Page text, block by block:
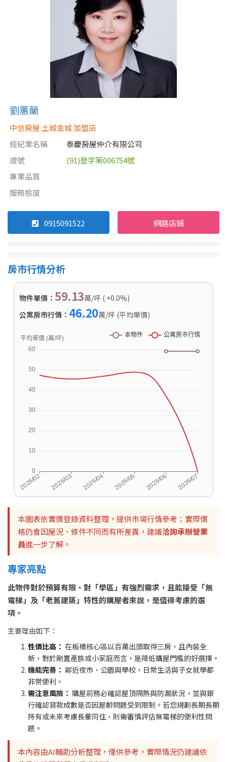
劉蕙蘭
中信房屋 土城金城 加盟店
經紀業名稱
泰慶房屋仲介有限公司
證號
(91)登字第006754號
專業品質
服務態度
0915091522 網路店鋪
房市行情分析
物件單價： 59.13萬/坪 ( +0.0%)
公寓房市行情： 46.20萬/坪 (平均單價)
本圖表依實價登錄資料整理，提供市場行情參考；實際價
格仍會因屋況、條件不同而有所差異，建議洽詢承辦營業
員進一步了解。
專家亮點
此物件對於預算有限、對「學區」有強烈需求，且能接受「無
電梯」及「老舊建築」特性的購屋者來說，是值得考慮的選
項。
主要理由如下：
性價比高： 在板橋核心區以百萬出頭取得三房，且內裝全
新，對於剛置產族或小家庭而言，是降低購屋門檻的好選擇。
機能完善： 鄰近夜市、公園與學校，日常生活與子女就學都
非常便利。
需注意風險： 購屋前務必確認屋頂隔熱與防漏狀況，並與銀
行確認貸款成數是否因屋齡問題受到限制。若您規劃長期長期
持有或未來考慮長輩同住，則需審慎評估無電梯的便利性問
題。
本內容由AI輔助分析整理，僅供參考，實際情況仍建議依